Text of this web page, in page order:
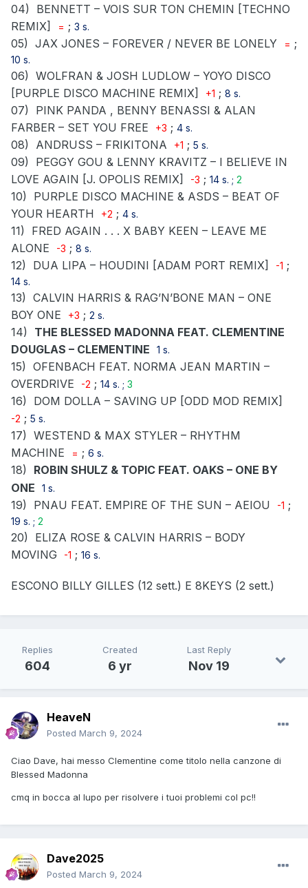
04)
BENNETT – VOIS SUR TON CHEMIN [TECHNO
REMIX]
= ; 3 s.
05) JAX JONES – FOREVER / NEVER BE LONELY = ;
10 s.
06) WOLFRAN & JOSH LUDLOW – YOYO DISCO
[PURPLE DISCO MACHINE REMIX]
+1 ; 8 s.
07)
PINK PANDA , BENNY BENASSI & ALAN
FARBER – SET YOU FREE
+3 ; 4 s.
08) ANDRUSS – FRIKITONA +1 ; 5 s.
09)
PEGGY GOU & LENNY KRAVITZ – I BELIEVE IN
LOVE AGAIN [J. OPOLIS REMIX]
-3 ; 14 s. ; 2
10)
PURPLE DISCO MACHINE & ASDS – BEAT OF
YOUR HEARTH
+2 ; 4 s.
11)
FRED AGAIN . . . X BABY KEEN – LEAVE ME
ALONE
-3 ; 8 s.
12) DUA LIPA – HOUDINI [ADAM PORT REMIX] -1 ;
14 s.
13) CALVIN HARRIS & RAG’N’BONE MAN – ONE
BOY ONE
+3 ; 2 s.
14)
THE BLESSED MADONNA FEAT. CLEMENTINE
DOUGLAS – CLEMENTINE
1 s.
15) OFENBACH FEAT. NORMA JEAN MARTIN –
OVERDRIVE
-2 ; 14 s. ; 3
16) DOM DOLLA – SAVING UP [ODD MOD REMIX]
-2 ; 5 s.
17) WESTEND & MAX STYLER – RHYTHM
MACHINE
= ; 6 s.
18)
ROBIN SHULZ & TOPIC FEAT. OAKS – ONE BY
ONE
1 s.
19) PNAU FEAT. EMPIRE OF THE SUN – AEIOU -1 ;
19 s. ; 2
20)
ELIZA ROSE & CALVIN HARRIS – BODY
MOVING
-1 ; 16 s.
ESCONO BILLY GILLES (12 sett.) E 8KEYS (2 sett.)
Replies
604
Created
6 yr
Last Reply
Nov 19
HeaveN
Posted March 9, 2024
Ciao Dave, hai messo Clementine come titolo nella canzone di
Blessed Madonna
cmq in bocca al lupo per risolvere i tuoi problemi col pc!!
Dave2025
Posted March 9, 2024